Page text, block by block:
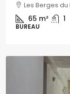
Les Berges du
65 m² 1
BUREAU